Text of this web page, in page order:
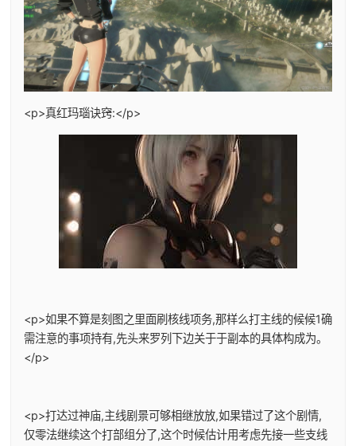
<p>真红玛瑙诀窍:</p>
<p>如果不算是刻图之里面刷核线项务,那样么打主线的候候1确
需注意的事项持有,先头来罗列下边关于于副本的具体构成为。
</p>
<p>打达过神庙,主线剧景可够相继放放,如果错过了这个剧情,
仅零法继续这个打部组分了,这个时候估计用考虑先接一些支线